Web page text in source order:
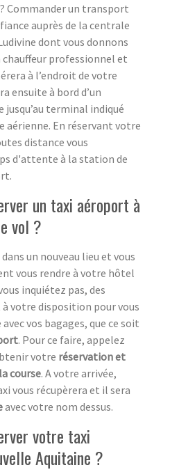
Commander un transport
auprès de la centrale
dont vous donnons
chauffeur professionnel et
à l’endroit de votre
ensuite à bord d’un
terminal indiqué
aérienne. En réservant votre
distance vous
d'attente à la station de
un taxi aéroport à
vol ?
un nouveau lieu et vous
vous rendre à votre hôtel
inquiétez pas, des
votre disposition pour vous
vos bagages, que ce soit
. Pour ce faire, appelez
votre réservation et
course. A votre arrivée,
vous récupèrera et il sera
avec votre nom dessus.
votre taxi
Aquitaine ?